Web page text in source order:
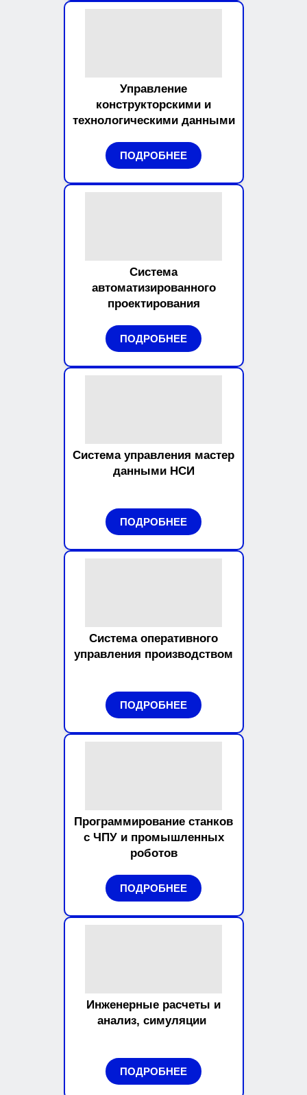
Управление
конструкторскими и
технологическими данными
ПОДРОБНЕЕ
Система
автоматизированного
проектирования
ПОДРОБНЕЕ
Система управления мастер
данными НСИ
ПОДРОБНЕЕ
Система оперативного
управления производством
ПОДРОБНЕЕ
Программирование станков
с ЧПУ и промышленных
роботов
ПОДРОБНЕЕ
Инженерные расчеты и
анализ, симуляции
ПОДРОБНЕЕ